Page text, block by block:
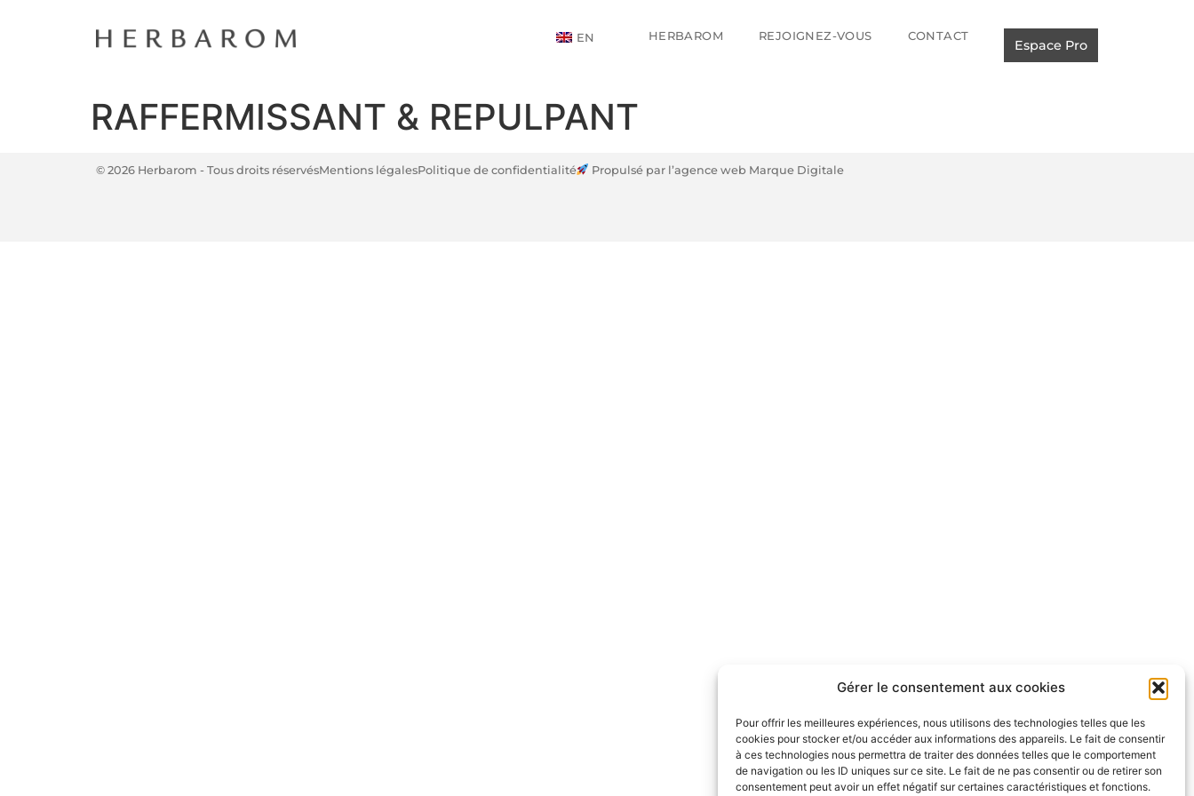
Gérer le consentement aux cookies
Pour offrir les meilleures expériences, nous utilisons des technologies telles que les
cookies pour stocker et/ou accéder aux informations des appareils. Le fait de consentir
à ces technologies nous permettra de traiter des données telles que le comportement
de navigation ou les ID uniques sur ce site. Le fait de ne pas consentir ou de retirer son
consentement peut avoir un effet négatif sur certaines caractéristiques et fonctions.
EN HERBAROM REJOIGNEZ-VOUS CONTACT
Espace Pro
RAFFERMISSANT & REPULPANT
© 2026 Herbarom - Tous droits réservésMentions légalesPolitique de confidentialité Propulsé par l’agence web Marque Digitale